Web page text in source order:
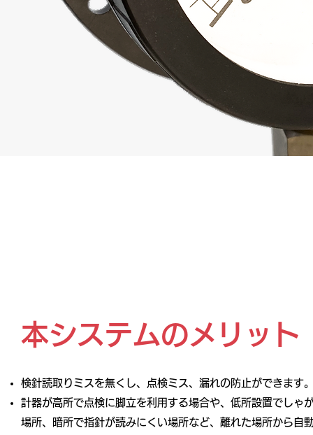
本システムのメリット
検針読取りミスを無くし、点検ミス、漏れの防止ができます
計器が高所で点検に脚立を利用する場合や、低所設置でしゃ
場所、暗所で指針が読みにくい場所など、離れた場所から自